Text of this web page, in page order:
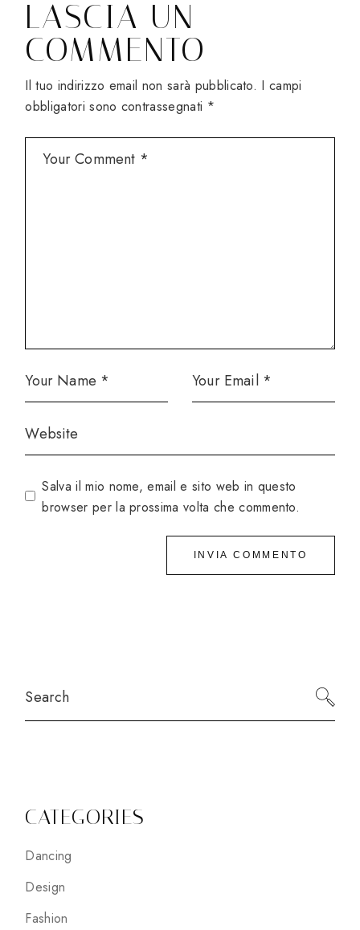
LASCIA UN
COMMENTO
Il tuo indirizzo email non sarà pubblicato. I campi
obbligatori sono contrassegnati *
Salva il mio nome, email e sito web in questo
browser per la prossima volta che commento.
INVIA COMMENTO
CATEGORIES
Dancing
Design
Fashion